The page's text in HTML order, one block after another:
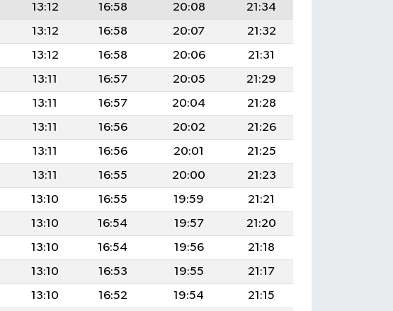
13:12 16:58 20:08
21:34
13:12 16:58 20:07
21:32
13:12 16:58 20:06
21:31
13:11 16:57 20:05
21:29
13:11 16:57 20:04
21:28
13:11 16:56 20:02
21:26
13:11 16:56 20:01
21:25
13:11 16:55 20:00
21:23
13:10 16:55 19:59
21:21
13:10 16:54 19:57
21:20
13:10 16:54 19:56
21:18
13:10 16:53 19:55
21:17
13:10 16:52 19:54
21:15